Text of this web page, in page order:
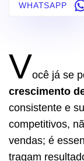
WHATSAPP
Você já se
crescimento
consistente e
competitivos,
vendas; é
tragam